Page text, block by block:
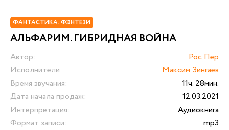
ФАНТАСТИКА. ФЭНТЕЗИ
АЛЬФАРИМ. ГИБРИДНАЯ ВОЙНА
Автор:
Рос Пер
Исполнители:
Максим Зингаев
Время звучания:
11ч. 28мин.
Дата начала продаж:
12.03.2021
Интерпретация:
Аудиокнига
Формат записи:
mp3